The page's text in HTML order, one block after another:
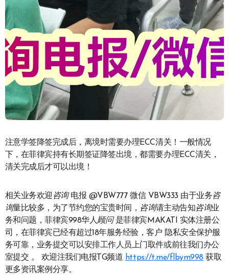
注意学签降签完成后，离境时需要办理ECC清关！一般情况
下，在菲律宾持有长期签证降签出境，都需要办理ECC清关，
清关完成后才可以出境！
相关业务欢迎咨询电报 @VBW777 微信 VBW333 由于业务咨
询量比较多，为了节约您的宝贵时间， 咨询请主动告知咨询业
务和问题，菲律宾998华人顾问是菲律宾MAKATI 实体注册公
司，在菲律宾已经有超过18年服务经验，客户 隐私安全保护服
务可靠，业务提交可以安排工作人员上门取件或前往我们办公
室提交 。 欢迎注我们电报TG频道 https://t.me/flbym998获取
更多资讯案例分享。